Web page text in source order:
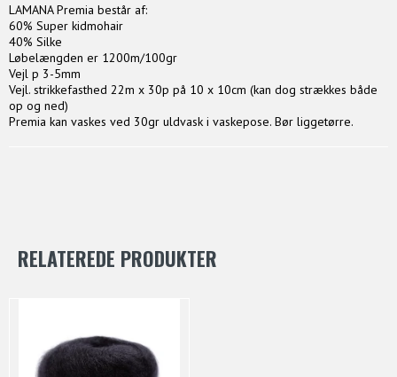
LAMANA Premia består af:
60% Super kidmohair
40% Silke
Løbelængden er 1200m/100gr
Vejl p 3-5mm
Vejl. strikkefasthed 22m x 30p på 10 x 10cm (kan dog strækkes både
op og ned)
Premia kan vaskes ved 30gr uldvask i vaskepose. Bør liggetørre.
RELATEREDE PRODUKTER